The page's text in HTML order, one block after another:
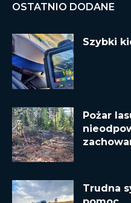
OSTATNIO DODANE
Szybki
Pożar
Trudna